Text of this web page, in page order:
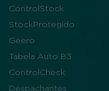
ControlStock
StockProtegido
Geero
Tabela Auto B3
ControlCheck
Despachantes